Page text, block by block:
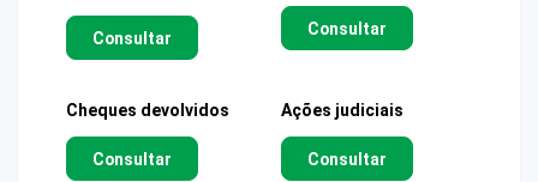
Consultar Consultar
Cheques devolvidos
Consultar
Ações judiciais
Consultar